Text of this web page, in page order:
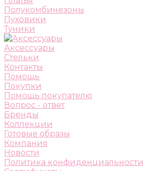
Полукомбинезоны
Пуховики
Туники
Аксессуары
Стельки
Контакты
Помощь
Покупки
Помощь покупателю
Вопрос - ответ
Бренды
Коллекции
Готовые образы
Компания
Новости
Политика конфиденциальности